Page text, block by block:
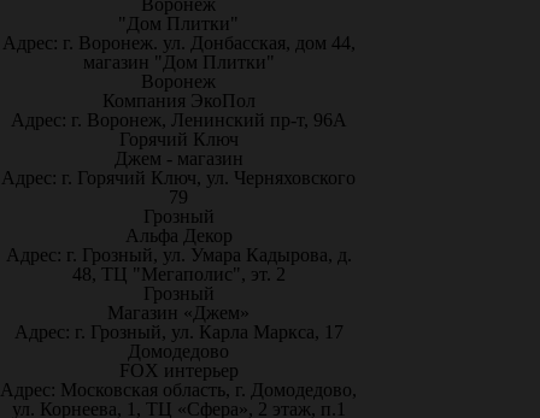
Воронеж
"Дом Плитки"
Адрес: г. Воронеж. ул. Донбасская, дом 44,
магазин "Дом Плитки"
Воронеж
Компания ЭкоПол
Адрес: г. Воронеж, Ленинский пр-т, 96А
Горячий Ключ
Джем - магазин
Адрес: г. Горячий Ключ, ул. Черняховского
79
Грозный
Альфа Декор
Адрес: г. Грозный, ул. Умара Кадырова, д.
48, ТЦ "Мегаполис", эт. 2
Грозный
Магазин «Джем»
Адрес: г. Грозный, ул. Карла Маркса, 17
Домодедово
FOX интерьер
Адрес: Московская область, г. Домодедово,
ул. Корнеева, 1, ТЦ «Сфера», 2 этаж, п.1